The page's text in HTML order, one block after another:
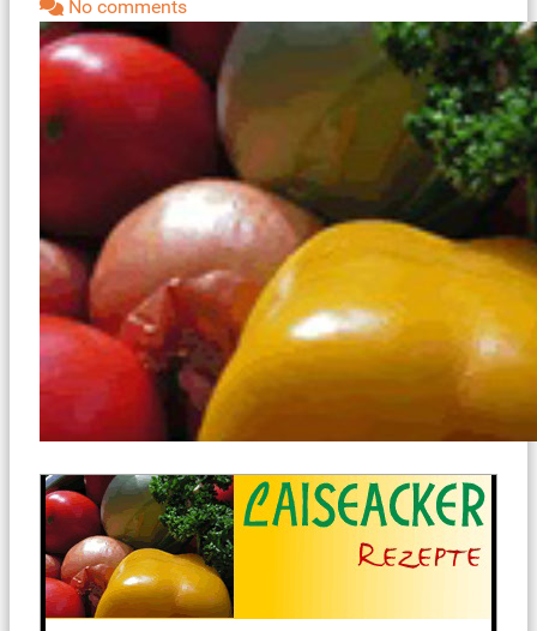
No comments